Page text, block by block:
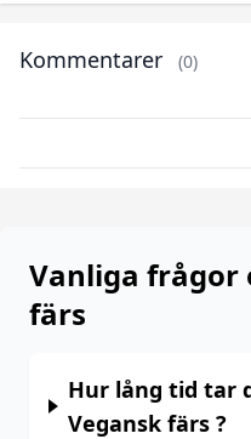
Kommentarer (0)
Vanliga frågor
färs
Hur lång tid tar
Vegansk färs ?